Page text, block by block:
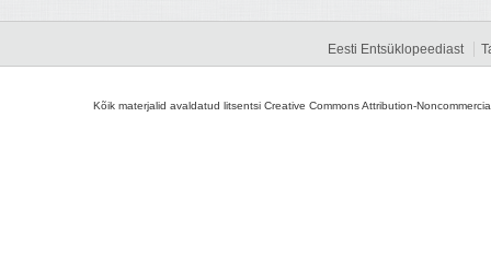
Eesti Entsüklopeediast
Kõik materjalid avaldatud litsentsi Creative Commons Attribution-